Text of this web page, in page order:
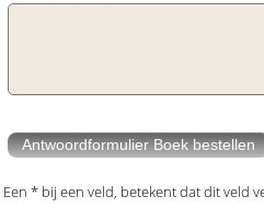
Een * bij een veld, betekent dat dit veld